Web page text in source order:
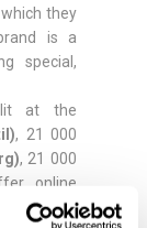
they
is a
special,
at the
, 21 000
, 21 000
online